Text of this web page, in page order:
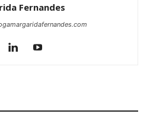
Fernandes